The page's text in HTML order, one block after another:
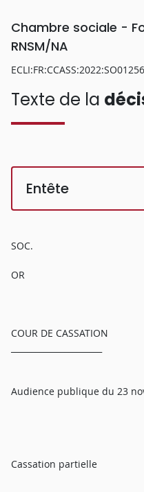
Chambre sociale -
RNSM/NA
ECLI:FR:CCASS:2022:SO01256
Texte de la
Entête
SOC.
OR
COUR DE CASSATION
Audience publique du 23
Cassation partielle